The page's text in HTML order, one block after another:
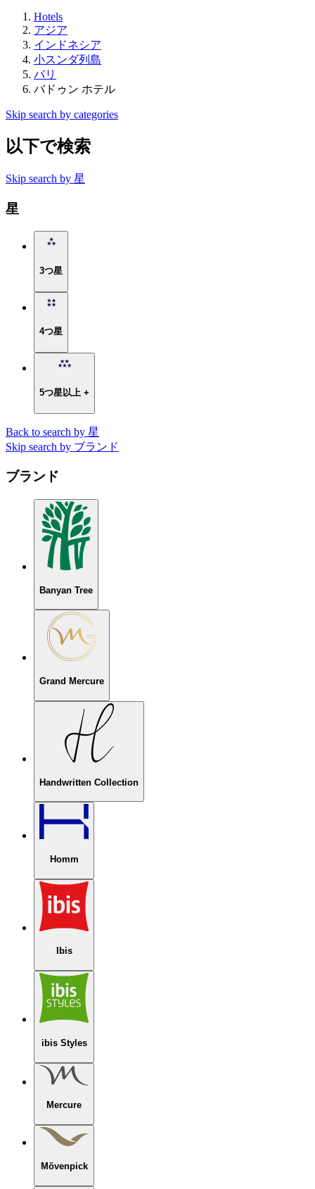
Hotels
アジア
インドネシア
小スンダ列島
バリ
バドゥン ホテル
Skip search by categories
以下で検索
Skip search by 星
星
3つ星
4つ星
5つ星以上 +
Back to search by 星
Skip search by ブランド
ブランド
Banyan Tree
Grand Mercure
Handwritten Collection
Homm
Ibis
ibis Styles
Mercure
Mövenpick